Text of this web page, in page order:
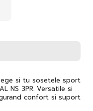
si tu sosetele sport
NS 3PR. Versatile si
confort si suport